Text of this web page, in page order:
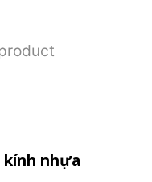
kính nhựa